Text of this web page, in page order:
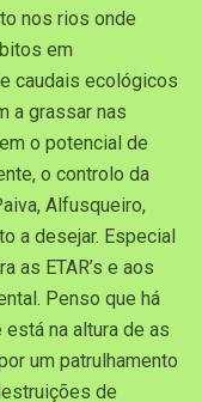
nos rios onde
em
caudais ecológicos
a grassar nas
o potencial de
o controlo da
Alfusqueiro,
a desejar. Especial
as ETAR’s e aos
Penso que há
na altura de as
um patrulhamento
de